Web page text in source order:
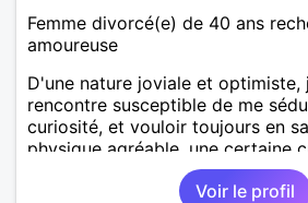
Femme divorcé(e) de 40 ans
amoureuse
D'une nature joviale et optimiste,
rencontre susceptible de me
curiosité, et vouloir toujours en
physique agréable, une certaine
éducation, j'aimerais te rencontrer.
Voir le profil